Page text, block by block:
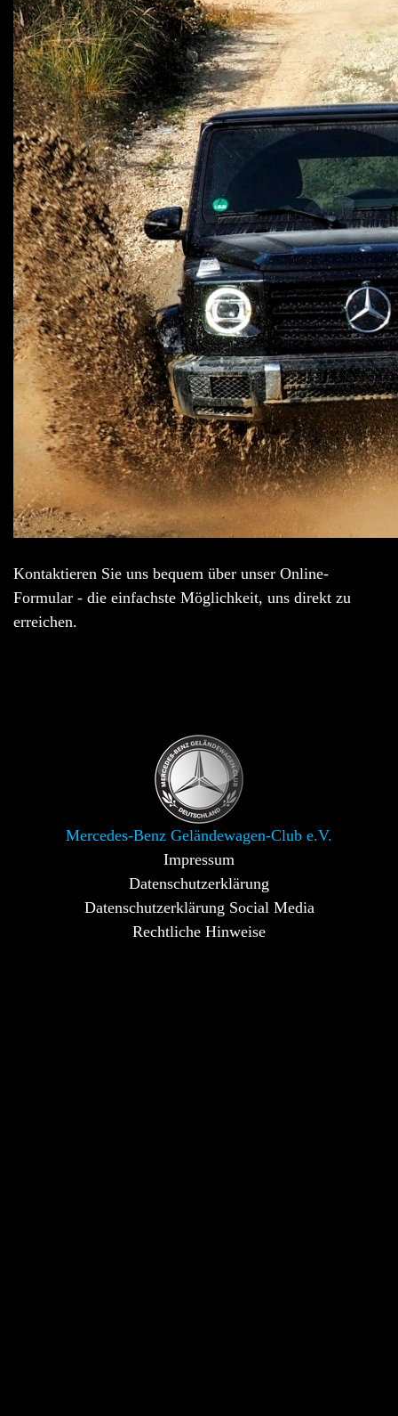
Kontaktieren Sie uns bequem über unser Online-
Formular - die einfachste Möglichkeit, uns direkt zu
erreichen.
Mercedes-Benz Geländewagen-Club e.V.
Impressum
Datenschutzerklärung
Datenschutzerklärung Social Media
Rechtliche Hinweise